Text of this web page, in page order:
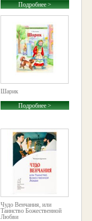
Подробнее >
Шарик
Подробнее >
Чудо Венчания, или
Таинство Божественной
Любви